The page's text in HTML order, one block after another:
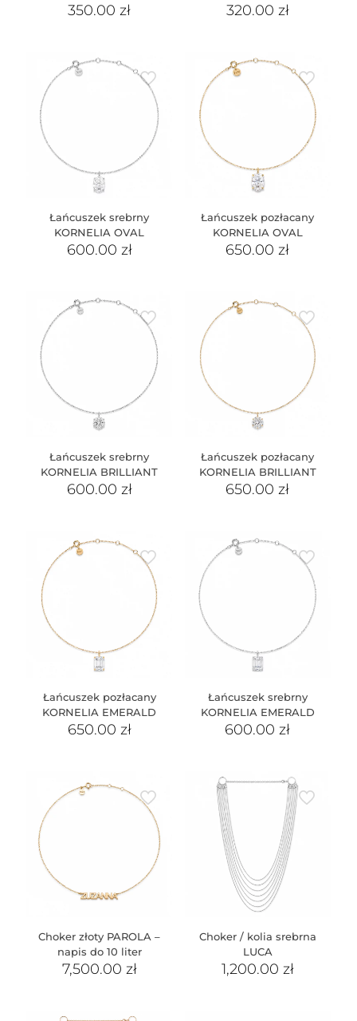
350.00zł 320.00 zł
Łańcuszek srebrny
KORNELIA OVAL
600.00 zł
Łańcuszek pozłacany
KORNELIA OVAL
650.00zł
Łańcuszek srebrny
KORNELIA BRILLIANT
600.00 zł
Łańcuszek pozłacany
KORNELIA BRILLIANT
650.00zł
Łańcuszek pozłacany
KORNELIA EMERALD
650.00 zł
Łańcuszek srebrny
KORNELIA EMERALD
600.00zł
Choker złoty PAROLA –
napis do 10 liter
7,500.00 zł
Choker / kolia srebrna
LUCA
1,200.00 zł